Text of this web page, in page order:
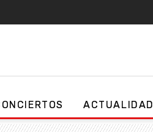
ACTUALIDAD